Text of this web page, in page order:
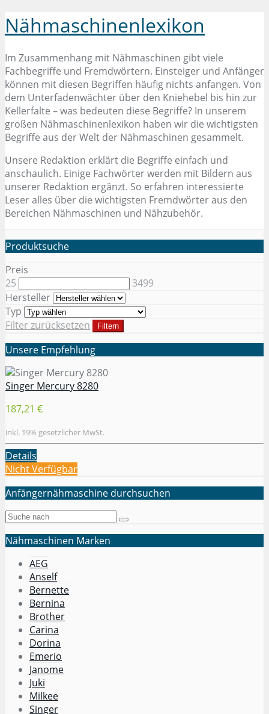
Nähmaschinenlexikon
Im Zusammenhang mit Nähmaschinen gibt viele
Fachbegriffe und Fremdwörtern. Einsteiger und Anfänger
können mit diesen Begriffen häufig nichts anfangen. Von
dem Unterfadenwächter über den Kniehebel bis hin zur
Kellerfalte – was bedeuten diese Begriffe? In unserem
großen Nähmaschinenlexikon haben wir die wichtigsten
Begriffe aus der Welt der Nähmaschinen gesammelt.
Unsere Redaktion erklärt die Begriffe einfach und
anschaulich. Einige Fachwörter werden mit Bildern aus
unserer Redaktion ergänzt. So erfahren interessierte
Leser alles über die wichtigsten Fremdwörter aus den
Bereichen Nähmaschinen und Nähzubehör.
Produktsuche
Preis
25
3499
Hersteller
Typ
Filter zurücksetzen
Filtern
Unsere Empfehlung
Singer Mercury 8280
187,21 €
inkl. 19% gesetzlicher MwSt.
Details
Nicht Verfügbar
Anfängernähmaschine durchsuchen
Nähmaschinen Marken
AEG
Anself
Bernette
Bernina
Brother
Carina
Dorina
Emerio
Janome
Juki
Milkee
Singer